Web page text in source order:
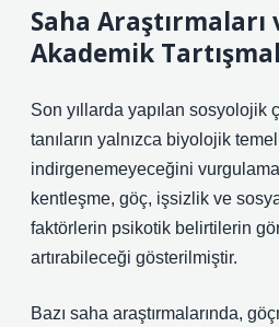
Saha Araştırmaları
Akademik
Son yıllarda yapılan sosyolojik
tanıların yalnızca biyolojik
indirgenemeyeceğini
kentleşme, göç, işsizlik ve
faktörlerin psikotik belirtilerin
artırabileceği gösterilmiştir.
Bazı saha araştırmalarında,